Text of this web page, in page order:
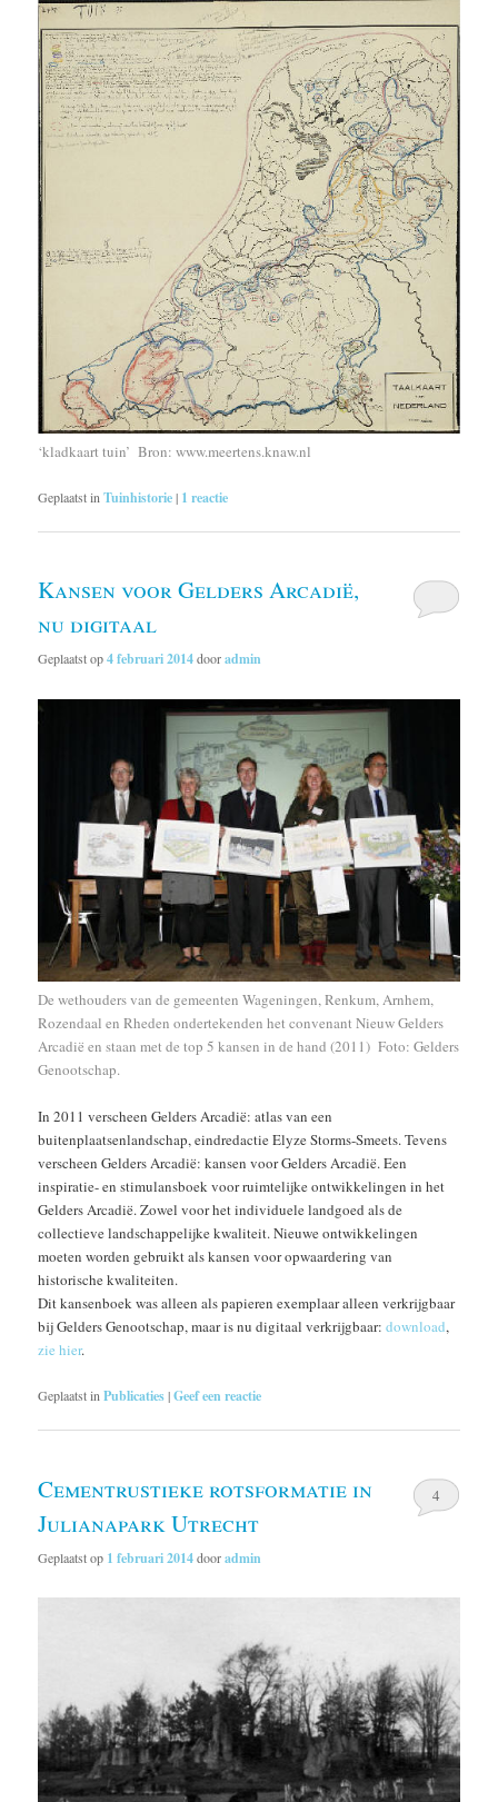
‘kladkaart tuin’ Bron: www.meertens.knaw.nl
Geplaatst in Tuinhistorie| 1 reactie
Kansen voor Gelders Arcadië,
nu digitaal
Geplaatst op4 februari 2014dooradmin
De wethouders van de gemeenten Wageningen, Renkum, Arnhem,
Rozendaal en Rheden ondertekenden het convenant Nieuw Gelders
Arcadië en staan met de top 5 kansen in de hand (2011) Foto: Gelders
Genootschap.
In 2011 verscheen Gelders Arcadië: atlas van een
buitenplaatsenlandschap, eindredactie Elyze Storms-Smeets. Tevens
verscheen Gelders Arcadië: kansen voor Gelders Arcadië. Een
inspiratie- en stimulansboek voor ruimtelijke ontwikkelingen in het
Gelders Arcadië. Zowel voor het individuele landgoed als de
collectieve landschappelijke kwaliteit. Nieuwe ontwikkelingen
moeten worden gebruikt als kansen voor opwaardering van
historische kwaliteiten.
Dit kansenboek was alleen als papieren exemplaar alleen verkrijgbaar
bij Gelders Genootschap, maar is nu digitaal verkrijgbaar:download,
zie hier.
Geplaatst inPublicaties|Geef een reactie
Cementrustieke rotsformatie in
Julianapark Utrecht
Geplaatst op 1 februari 2014dooradmin
4